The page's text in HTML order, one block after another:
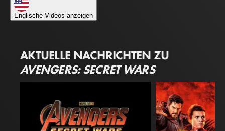
Englische Videos anzeigen
AKTUELLE NACHRICHTEN ZU
AVENGERS: SECRET WARS